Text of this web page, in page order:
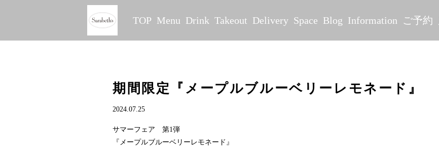
TOP Menu Drink Takeout Delivery Space Blog Information ご予約
期間限定『メープルブルーベリーレモネード』
2024.07.25
サマーフェア 第1弾
『メープルブルーベリーレモネード』